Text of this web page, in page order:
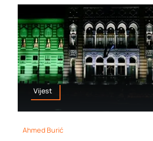
Vijest
Ahmed Burić